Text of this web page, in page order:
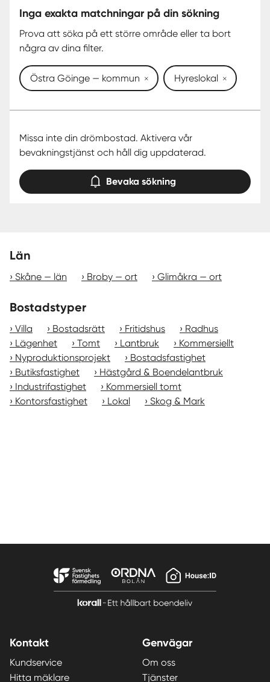
SENAST SÅLDA
Inga exakta matchningar på din sökning
Prova att söka på ett större område eller ta bort
några av dina filter.
Östra Göinge — kommun Hyreslokal
Missa inte din drömbostad. Aktivera vår
bevakningstjänst och håll dig uppdaterad.
Bevaka sökning
Län
Skåne — län Broby — ort Glimåkra — ort
Bostadstyper
Villa Bostadsrätt Fritidshus
Radhus
Lägenhet
Tomt Lantbruk
Kommersiellt
Nyproduktionsprojekt
Bostadsfastighet
Butiksfastighet
Hästgård & Boendelantbruk
Industrifastighet
Kommersiell tomt
Kontorsfastighet
Lokal Skog & Mark
Kontakt
Kundservice
Hitta mäklare
Genvägar
Om oss
Tjänster